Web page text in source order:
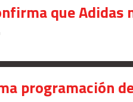
que Adidas
programación